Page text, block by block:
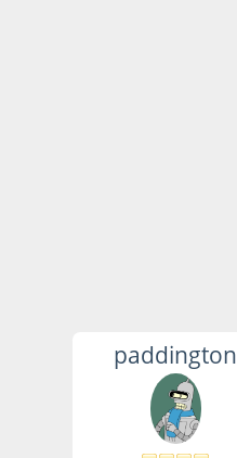
paddington